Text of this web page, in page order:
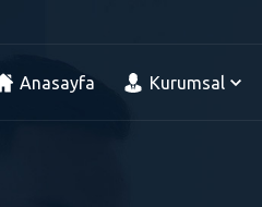
Anasayfa Kurumsal